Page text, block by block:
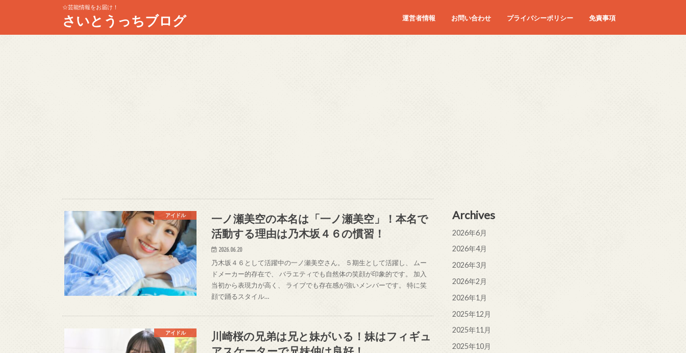
☆芸能情報をお届け！
さいとうっちブログ 運営者情報 お問い合わせ プライバシーポリシー 免責事項
アイドル
一ノ瀬美空の本名は「一ノ瀬美空」！本名で
活動する理由は乃木坂４６の慣習！
2026.06.20
乃木坂４６として活躍中の一ノ瀬美空さん。 ５期生として活躍し、 ムー
ドメーカー的存在で、 バラエティでも自然体の笑顔が印象的です。 加入
当初から表現力が高く、 ライブでも存在感が強いメンバーです。 特に笑
顔で踊るスタイル…
アイドル
川崎桜の兄弟は兄と妹がいる！妹はフィギュ
Archives
2026年6月
2026年4月
2026年3月
2026年2月
2026年1月
2025年12月
2025年11月
2025年10月